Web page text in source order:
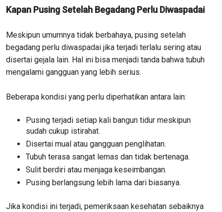
Kapan Pusing Setelah Begadang Perlu Diwaspadai
Meskipun umumnya tidak berbahaya, pusing setelah
begadang perlu diwaspadai jika terjadi terlalu sering atau
disertai gejala lain. Hal ini bisa menjadi tanda bahwa tubuh
mengalami gangguan yang lebih serius.
Beberapa kondisi yang perlu diperhatikan antara lain:
Pusing terjadi setiap kali bangun tidur meskipun
sudah cukup istirahat.
Disertai mual atau gangguan penglihatan.
Tubuh terasa sangat lemas dan tidak bertenaga.
Sulit berdiri atau menjaga keseimbangan.
Pusing berlangsung lebih lama dari biasanya.
Jika kondisi ini terjadi, pemeriksaan kesehatan sebaiknya